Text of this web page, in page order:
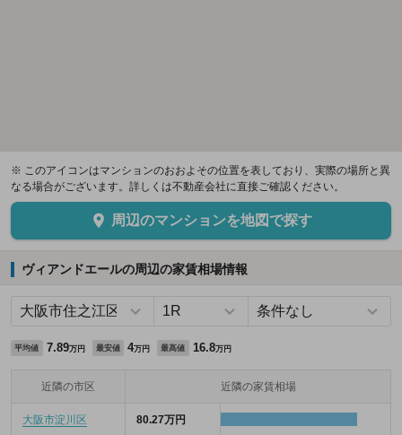
※ このアイコンはマンションのおおよその位置を表しており、実際の場所と異
なる場合がございます。詳しくは不動産会社に直接ご確認ください。
周辺のマンションを地図で探す
ヴィアンドエールの周辺の家賃相場情報
平均値 7.89万円 最安値 4万円 最高値 16.8万円
近隣の市区 近隣の家賃相場
大阪市淀川区 80.27万円